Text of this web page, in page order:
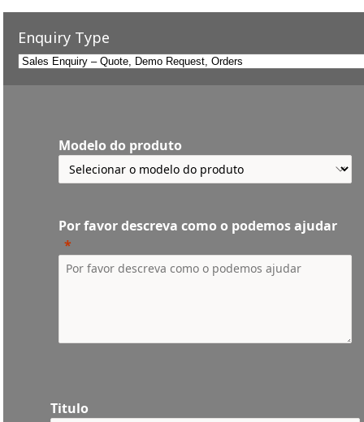
Enquiry Type
Modelo do produto
Por favor descreva como o podemos ajudar
Titulo